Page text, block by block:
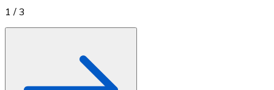
1 / 3